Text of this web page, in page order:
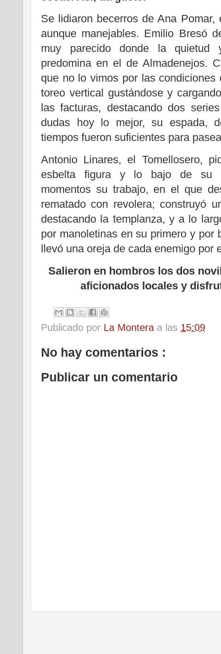
Se lidiaron becerros de Ana
aunque manejables. Emilio Bresó
muy parecido donde la quietud
predomina en el de Almadenejos.
que no lo vimos por las
toreo vertical gustándose y
las facturas, destacando dos
dudas hoy lo mejor, su espada,
tiempos fueron suficientes para
Antonio Linares, el Tomellosero,
esbelta figura y lo bajo de su
momentos su trabajo, en el que
rematado con revolera; construyó
destacando la templanza, y a lo
por manoletinas en su primero y por
llevó una oreja de cada enemigo por
Salieron en hombros los dos
aficionados locales y
Publicado por La Montera a las 15:09
No hay comentarios :
Publicar un comentario